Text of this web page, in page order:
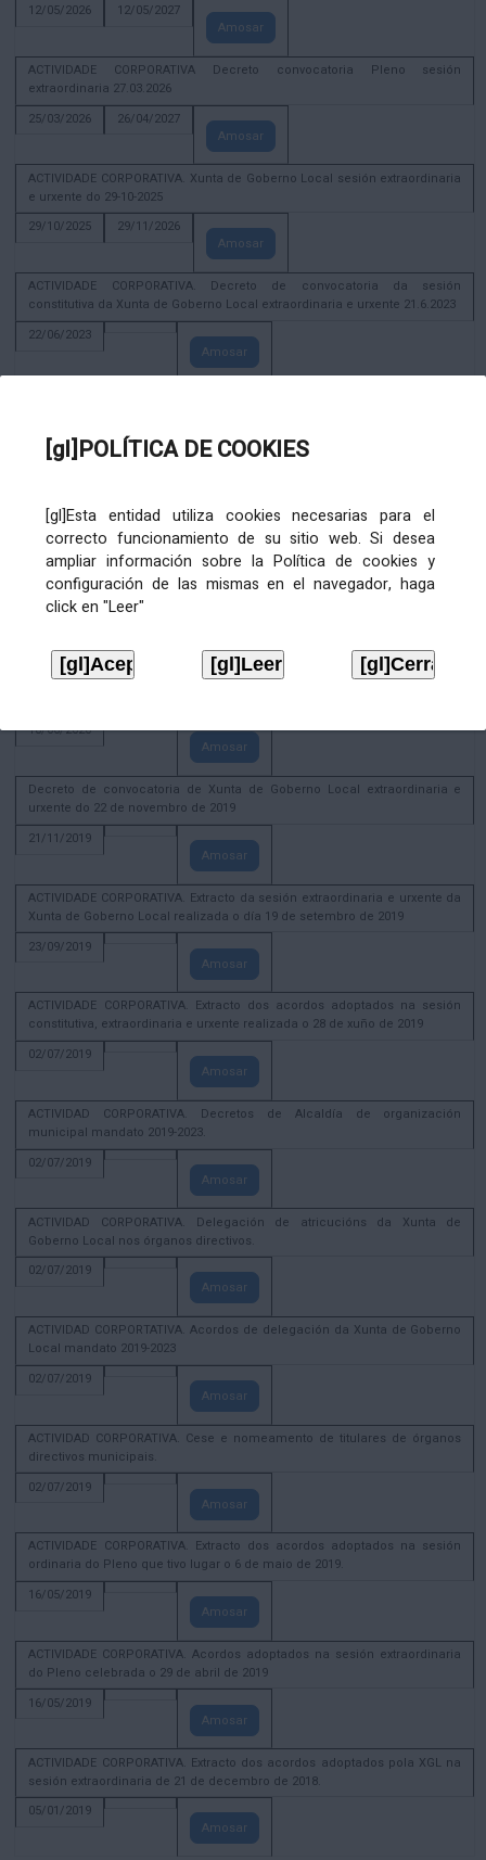
[gl]POLÍTICA DE COOKIES
[gl]Esta entidad utiliza cookies necesarias para el
correcto funcionamiento de su sitio web. Si desea
ampliar información sobre la Política de cookies y
configuración de las mismas en el navegador, haga
click en "Leer"
12/05/2026
12/05/2027
Amosar
ACTIVIDADE CORPORATIVA Decreto convocatoria Pleno sesión
extraordinaria 27.03.2026
25/03/2026
26/04/2027
Amosar
ACTIVIDADE CORPORATIVA. Xunta de Goberno Local sesión extraordinaria
e urxente do 29-10-2025
29/10/2025
29/11/2026
Amosar
ACTIVIDADE CORPORATIVA. Decreto de convocatoria da sesión
constitutiva da Xunta de Goberno Local extraordinaria e urxente 21.6.2023
22/06/2023
Amosar
Amosar
28/12/2020
Amosar
ACTIVIDADE CORPORATIVA. Extracto do Pleno ordinario de data 2.7.2020
ACTIVIDADE CORPORATIVA. Extracto da Xunta de Goberno Local de 17 de
18/06/2020
Amosar
Decreto de convocatoria de Xunta de Goberno Local extraordinaria e
urxente do 22 de novembro de 2019
21/11/2019
Amosar
ACTIVIDADE CORPORATIVA. Extracto da sesión extraordinaria e urxente da
Xunta de Goberno Local realizada o día 19 de setembro de 2019
23/09/2019
Amosar
ACTIVIDADE CORPORATIVA. Extracto dos acordos adoptados na sesión
constitutiva, extraordinaria e urxente realizada o 28 de xuño de 2019
02/07/2019
Amosar
ACTIVIDAD CORPORATIVA. Decretos de Alcaldía de organización
municipal mandato 2019-2023.
02/07/2019
Amosar
ACTIVIDAD CORPORATIVA. Delegación de atricucións da Xunta de
Goberno Local nos órganos directivos.
02/07/2019
Amosar
ACTIVIDAD CORPORTATIVA. Acordos de delegación da Xunta de Goberno
Local mandato 2019-2023
02/07/2019
Amosar
ACTIVIDAD CORPORATIVA. Cese e nomeamento de titulares de órganos
directivos municipais.
02/07/2019
Amosar
ACTIVIDADE CORPORATIVA. Extracto dos acordos adoptados na sesión
ordinaria do Pleno que tivo lugar o 6 de maio de 2019.
16/05/2019
Amosar
ACTIVIDADE CORPORATIVA. Acordos adoptados na sesión extraordinaria
do Pleno celebrada o 29 de abril de 2019
16/05/2019
Amosar
ACTIVIDADE CORPORATIVA. Extracto dos acordos adoptados pola XGL na
sesión extraordinaria de 21 de decembro de 2018.
05/01/2019
Amosar